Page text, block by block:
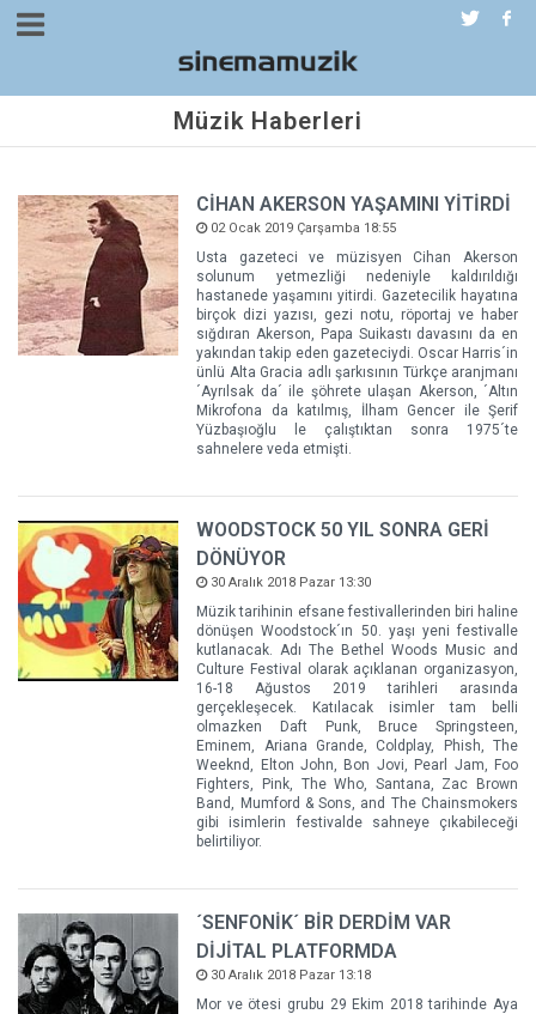
Müzik Haberleri
CİHAN AKERSON YAŞAMINI YİTİRDİ
02 Ocak 2019 Çarşamba 18:55
Usta gazeteci ve müzisyen Cihan Akerson
solunum yetmezliği nedeniyle kaldırıldığı
hastanede yaşamını yitirdi. Gazetecilik hayatına
birçok dizi yazısı, gezi notu, röportaj ve haber
sığdıran Akerson, Papa Suikastı davasını da en
yakından takip eden gazeteciydi. Oscar Harris´in
ünlü Alta Gracia adlı şarkısının Türkçe aranjmanı
´Ayrılsak da´ ile şöhrete ulaşan Akerson, ´Altın
Mikrofona da katılmış, İlham Gencer ile Şerif
Yüzbaşıoğlu le çalıştıktan sonra 1975´te
sahnelere veda etmişti.
WOODSTOCK 50 YIL SONRA GERİ
DÖNÜYOR
30 Aralık 2018 Pazar 13:30
Müzik tarihinin efsane festivallerinden biri haline
dönüşen Woodstock´ın 50. yaşı yeni festivalle
kutlanacak. Adı The Bethel Woods Music and
Culture Festival olarak açıklanan organizasyon,
16-18 Ağustos 2019 tarihleri arasında
gerçekleşecek. Katılacak isimler tam belli
olmazken Daft Punk, Bruce Springsteen,
Eminem, Ariana Grande, Coldplay, Phish, The
Weeknd, Elton John, Bon Jovi, Pearl Jam, Foo
Fighters, Pink, The Who, Santana, Zac Brown
Band, Mumford & Sons, and The Chainsmokers
gibi isimlerin festivalde sahneye çıkabileceği
belirtiliyor.
´SENFONİK´ BİR DERDİM VAR
DİJİTAL PLATFORMDA
30 Aralık 2018 Pazar 13:18
Mor ve ötesi grubu 29 Ekim 2018 tarihinde Aya